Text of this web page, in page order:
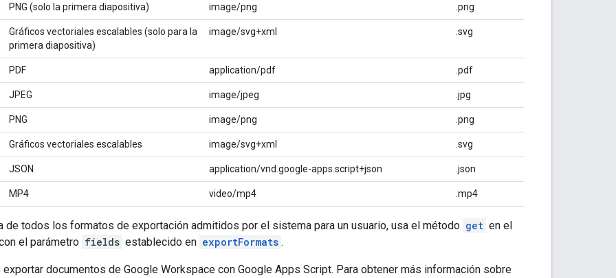
PNG (solo la primera diapositiva) image/png .png
Gráficos vectoriales escalables (solo para la
primera diapositiva)
image/svg+xml .svg
PDF application/pdf .pdf
JPEG image/jpeg .jpg
PNG image/png .png
Gráficos vectoriales escalables image/svg+xml .svg
JSON application/vnd.google-apps.script+json .json
MP4 video/mp4 .mp4
de todos los formatos de exportación admitidos por el sistema para un usuario, usa el método get en el
el parámetro fields establecido en exportFormats .
exportar documentos de Google Workspace con Google Apps Script. Para obtener más información sobre